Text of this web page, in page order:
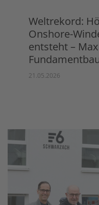
Weltrekord:
Onshore-
entsteht –
21.05.2026